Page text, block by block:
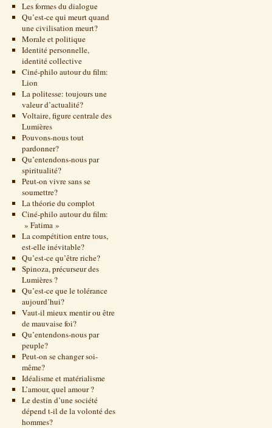
Les formes du dialogue
Qu’est-ce qui meurt quand
une civilisation meurt?
Morale et politique
Identité personnelle,
identité collective
Ciné-philo autour du film:
Lion
La politesse: toujours une
valeur d’actualité?
Voltaire, figure centrale des
Lumières
Pouvons-nous tout
pardonner?
Qu’entendons-nous par
spiritualité?
Peut-on vivre sans se
soumettre?
La théorie du complot
Ciné-philo autour du film:
» Fatima »
La compétition entre tous,
est-elle inévitable?
Qu’est-ce qu’être riche?
Spinoza, précurseur des
Lumières ?
Qu’est-ce que le tolérance
aujourd’hui?
Vaut-il mieux mentir ou être
de mauvaise foi?
Qu’entendons-nous par
peuple?
Peut-on se changer soi-
même?
Idéalisme et matérialisme
L’amour, quel amour ?
Le destin d’une société
dépend t-il de la volonté des
hommes?